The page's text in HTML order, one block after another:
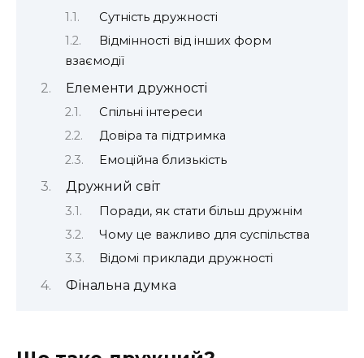
Сутність дружності
Відмінності від інших форм
взаємодії
Елементи дружності
Спільні інтереси
Довіра та підтримка
Емоційна близькість
Дружний світ
Поради, як стати більш дружнім
Чому це важливо для суспільства
Відомі приклади дружності
Фінальна думка